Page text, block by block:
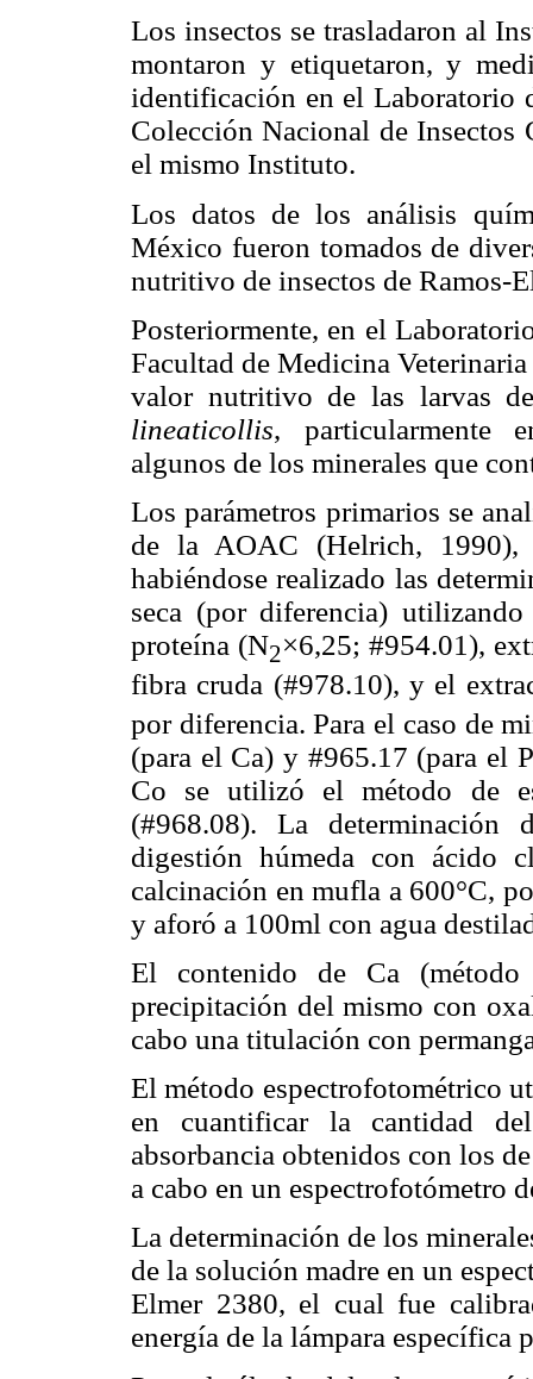
Los insectos se trasladaron al
montaron y etiquetaron, y
identificación en el Laboratorio
Colección Nacional de
el mismo Instituto.
Los datos de los análisis
México fueron tomados de
nutritivo de insectos de Ramos-
Posteriormente, en el
Facultad de Medicina
valor nutritivo de las larvas
lineaticollis, particularmente
algunos de los minerales que
Los parámetros primarios se
de la AOAC (Helrich, 1990),
habiéndose realizado las
seca (por diferencia)
proteína (N2×6,25; #954.01),
fibra cruda (#978.10), y el
por diferencia. Para el caso de
(para el Ca) y #965.17 (para el
Co se utilizó el método de
(#968.08). La determinación
digestión húmeda con ácido
calcinación en mufla a 600°C,
y aforó a 100ml con agua
El contenido de Ca
precipitación del mismo con
cabo una titulación con
El método espectrofotométrico
en cuantificar la cantidad
absorbancia obtenidos con los
a cabo en un espectrofotómetro
La determinación de los
de la solución madre en un
Elmer 2380, el cual fue
energía de la lámpara específica